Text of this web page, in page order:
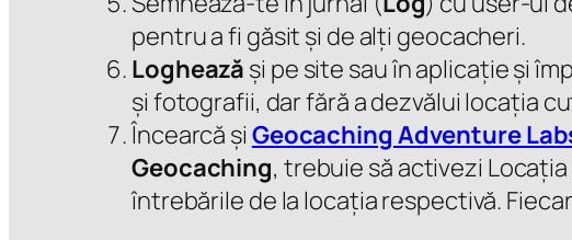
pentru a fi găsit și de alți geocacheri.
Loghează și pe site sau în aplicație și
și fotografii, dar fără a dezvălui locația
Încearcă și Geocaching Adventure
Geocaching, trebuie să activezi
întrebările de la locația respectivă.